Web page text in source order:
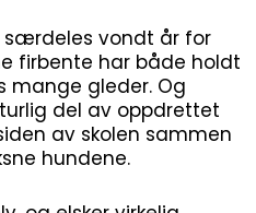
vondt år for
firbente har både holdt
mange gleder. Og
del av oppdrettet
av skolen sammen
hundene.